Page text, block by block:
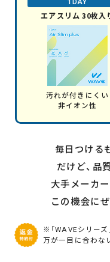
エアスリム 30枚入
汚れが付きにくい
非イオン性
毎日つける
だけど、品
大手メーカ
この機会に
※「WAVEシリーズ
万が一目に合わな